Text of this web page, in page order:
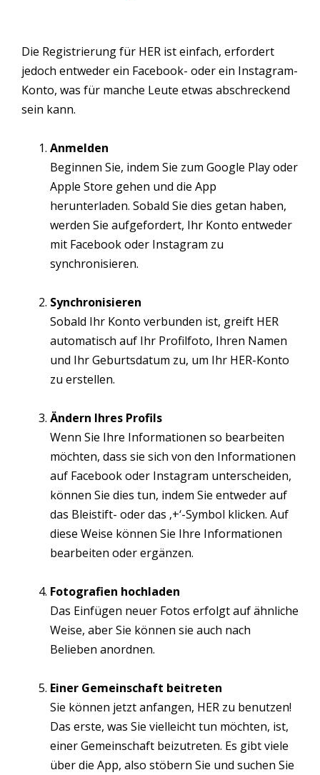
Die Registrierung für HER ist einfach, erfordert
jedoch entweder ein Facebook- oder ein Instagram-
Konto, was für manche Leute etwas abschreckend
sein kann.
Anmelden
Beginnen Sie, indem Sie zum Google Play oder
Apple Store gehen und die App
herunterladen. Sobald Sie dies getan haben,
werden Sie aufgefordert, Ihr Konto entweder
mit Facebook oder Instagram zu
synchronisieren.
Synchronisieren
Sobald Ihr Konto verbunden ist, greift HER
automatisch auf Ihr Profilfoto, Ihren Namen
und Ihr Geburtsdatum zu, um Ihr HER-Konto
zu erstellen.
Ändern Ihres Profils
Wenn Sie Ihre Informationen so bearbeiten
möchten, dass sie sich von den Informationen
auf Facebook oder Instagram unterscheiden,
können Sie dies tun, indem Sie entweder auf
das Bleistift- oder das ‚+‘-Symbol klicken. Auf
diese Weise können Sie Ihre Informationen
bearbeiten oder ergänzen.
Fotografien hochladen
Das Einfügen neuer Fotos erfolgt auf ähnliche
Weise, aber Sie können sie auch nach
Belieben anordnen.
Einer Gemeinschaft beitreten
Sie können jetzt anfangen, HER zu benutzen!
Das erste, was Sie vielleicht tun möchten, ist,
einer Gemeinschaft beizutreten. Es gibt viele
über die App, also stöbern Sie und suchen Sie